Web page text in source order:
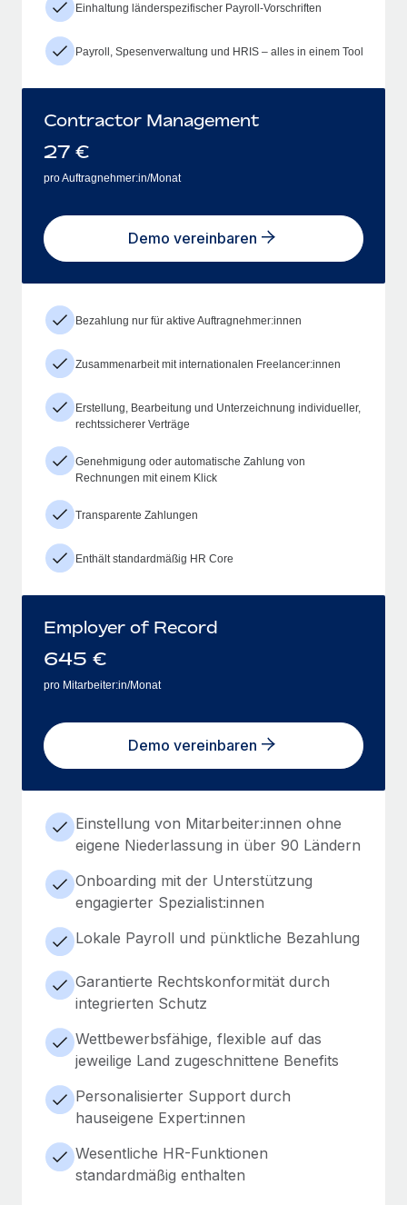
Einhaltung länderspezifischer Payroll-Vorschriften
Payroll, Spesenverwaltung und HRIS – alles in einem Tool
Contractor Management
27 €
pro Auftragnehmer:in/Monat
Demo vereinbaren
Bezahlung nur für aktive Auftragnehmer:innen
Zusammenarbeit mit internationalen Freelancer:innen
Erstellung, Bearbeitung und Unterzeichnung individueller,
rechtssicherer Verträge
Genehmigung oder automatische Zahlung von
Rechnungen mit einem Klick
Transparente Zahlungen
Enthält standardmäßig HR Core
Employer of Record
645 €
pro Mitarbeiter:in/Monat
Demo vereinbaren
Einstellung von Mitarbeiter:innen ohne
eigene Niederlassung in über 90 Ländern
Onboarding mit der Unterstützung
engagierter Spezialist:innen
Lokale Payroll und pünktliche Bezahlung
Garantierte Rechtskonformität durch
integrierten Schutz
Wettbewerbsfähige, flexible auf das
jeweilige Land zugeschnittene Benefits
Personalisierter Support durch
hauseigene Expert:innen
Wesentliche HR-Funktionen
standardmäßig enthalten